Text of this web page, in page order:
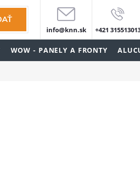
info@knn.sk +421
WOW - PANELY A FRONTY